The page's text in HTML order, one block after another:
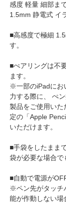
感度 軽量 細部ま
1.5mm 静電式 イ
■高感度で極細
す。
■ぺアリングは不
ます。
※一部のiPadにお
力する際に、 ぺ
製品をご使用いた
定の「Apple
いただけます。
■手袋をしたまま
袋が必要な場合で
■自動で電源が
※ペン先がタッチ
能が作動しない場